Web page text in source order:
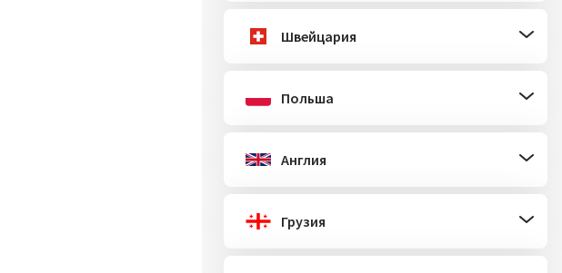
Швейцария
Польша
Англия
Грузия